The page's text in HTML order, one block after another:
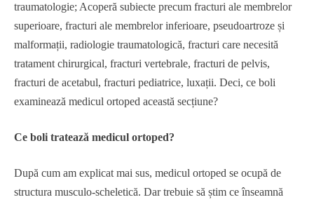
traumatologie; Acoperă subiecte precum fracturi ale membrelor
superioare, fracturi ale membrelor inferioare, pseudoartroze și
malformații, radiologie traumatologică, fracturi care necesită
tratament chirurgical, fracturi vertebrale, fracturi de pelvis,
fracturi de acetabul, fracturi pediatrice, luxații. Deci, ce boli
examinează medicul ortoped această secțiune?
Ce boli tratează medicul ortoped?
După cum am explicat mai sus, medicul ortoped se ocupă de
structura musculo-scheletică. Dar trebuie să știm ce înseamnă